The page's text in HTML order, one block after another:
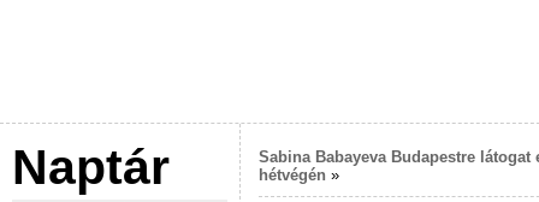
Naptár
Sabina Babayeva Budapestre látogat
hétvégén »